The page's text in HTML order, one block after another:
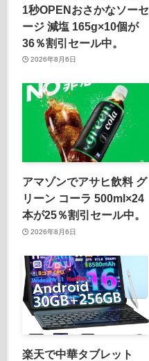
1秒OPENおさかなソーセ
ージ 減塩 165g×10個が
36％割引セール中。
2026年8月6日
アマゾンでアサヒ飲料 グ
リーン コーラ 500ml×24
本が25％割引セール中。
2026年8月6日
楽天で中華タブレット